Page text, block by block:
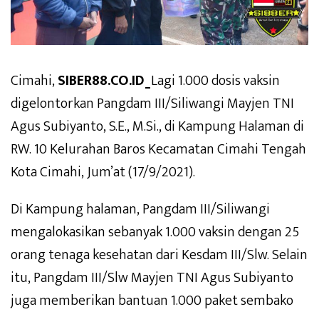
Cimahi,SIBER88.CO.ID_ Lagi 1.000 dosis vaksin
digelontorkan Pangdam III/Siliwangi Mayjen TNI
Agus Subiyanto, S.E., M.Si., di Kampung Halaman di
RW. 10 Kelurahan Baros Kecamatan Cimahi Tengah
Kota Cimahi, Jum’at (17/9/2021).
Di Kampung halaman, Pangdam III/Siliwangi
mengalokasikan sebanyak 1.000 vaksin dengan 25
orang tenaga kesehatan dari Kesdam III/Slw. Selain
itu, Pangdam III/Slw Mayjen TNI Agus Subiyanto
juga memberikan bantuan 1.000 paket sembako